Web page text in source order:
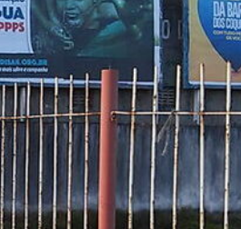
Trabalhadores da Iguá tem
até o dia 17/8 para
desautorizar desconto da
contribuição assistencial
4 de agosto de 2026